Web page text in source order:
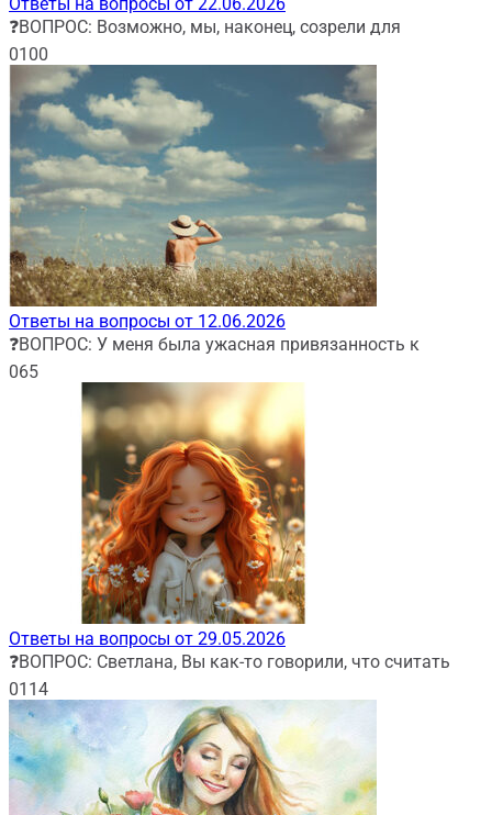
❓ВОПРОС: Возможно, мы, наконец, созрели для
0100
Ответы на вопросы от 12.06.2026
❓ВОПРОС: У меня была ужасная привязанность к
065
Ответы на вопросы от 29.05.2026
❓ВОПРОС: Светлана, Вы как-то говорили, что считать
0114